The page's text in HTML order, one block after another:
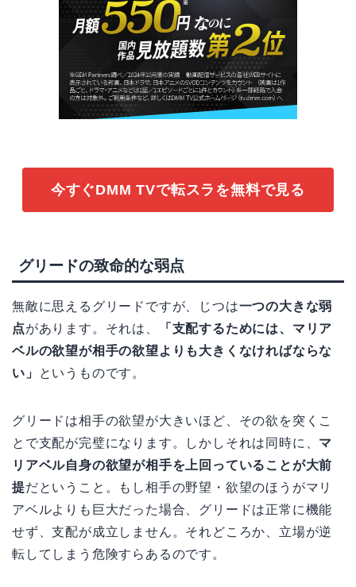
今すぐDMM TVで転スラを無料で見る
グリードの致命的な弱点
無敵に思えるグリードですが、じつは一つの大きな弱
点があります。それは、
「支配するためには、マリア
ベルの欲望が相手の欲望よりも大きくなければならな
い」
というものです。
グリードは相手の欲望が大きいほど、その欲を突くこ
とで支配が完璧になります。しかしそれは同時に、 マ
リアベル自身の欲望が相手を上回っていることが大前
提だということ。もし相手の野望・欲望のほうがマリ
アベルよりも巨大だった場合、グリードは正常に機能
せず、支配が成立しません。それどころか、立場が逆
転してしまう危険すらあるのです。